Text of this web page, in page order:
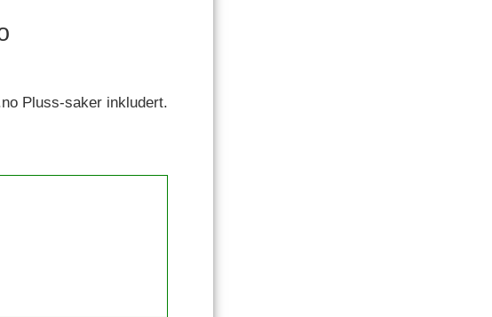
Pluss-saker inkludert.